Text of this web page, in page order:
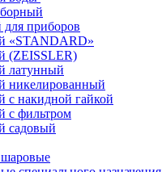
для приборов
«STANDARD»
(ZEISSLER)
латунный
никелированный
с накидной гайкой
с фильтром
садовый